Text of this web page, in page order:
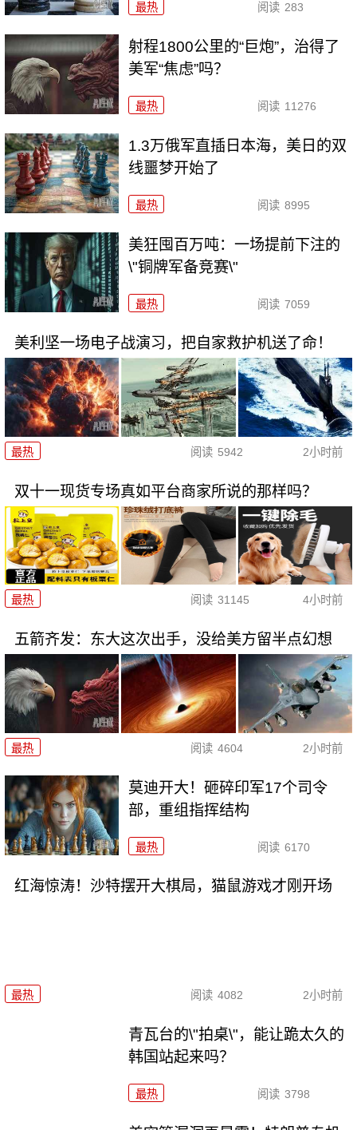
最热 阅读 283
射程1800公里的“巨炮”，治得了
美军“焦虑”吗？
最热 阅读 11276
1.3万俄军直插日本海，美日的双
线噩梦开始了
最热 阅读 8995
美狂囤百万吨：一场提前下注的
\"铜牌军备竞赛\"
最热 阅读 7059
美利坚一场电子战演习，把自家救护机送了命！
最热 阅读 5942 2小时前
双十一现货专场真如平台商家所说的那样吗？
最热 阅读 31145 4小时前
五箭齐发：东大这次出手，没给美方留半点幻想
最热 阅读 4604 2小时前
莫迪开大！砸碎印军17个司令
部，重组指挥结构
最热 阅读 6170
红海惊涛！沙特摆开大棋局，猫鼠游戏才刚开场
最热 阅读 4082 2小时前
青瓦台的\"拍桌\"，能让跪太久的
韩国站起来吗？
最热 阅读 3798